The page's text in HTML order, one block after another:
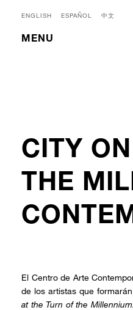
ENGLISH ESPAÑOL 中文
MENU
CITY
THE
El Centro de Arte
de los artistas que
at the Turn of the Millennium.